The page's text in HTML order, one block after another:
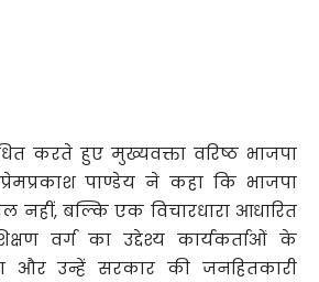
करते हुए मुख्यवक्ता वरिष्ठ भाजपा
पाण्डेय ने कहा कि भाजपा
बल्कि एक विचारधारा आधारित
वर्ग का उद्देश्य कार्यकर्ताओं के
और उन्हें सरकार की जनहितकारी